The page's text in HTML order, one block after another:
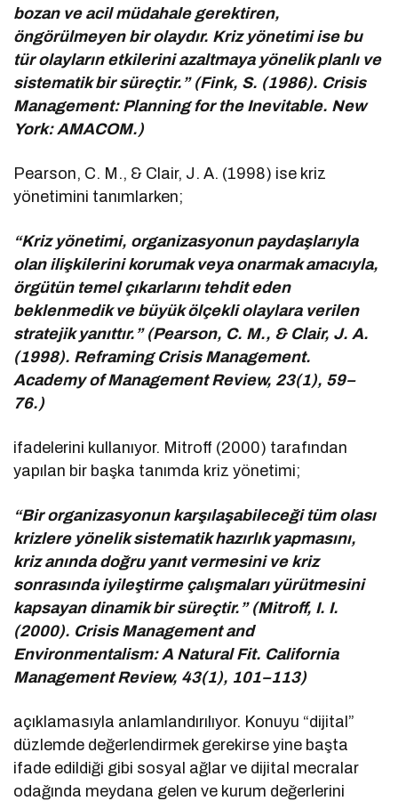
bozan ve acil müdahale gerektiren,
öngörülmeyen bir olaydır. Kriz yönetimi ise bu
tür olayların etkilerini azaltmaya yönelik planlı ve
sistematik bir süreçtir.” (Fink, S. (1986). Crisis
Management: Planning for the Inevitable. New
York: AMACOM.)
Pearson, C. M., & Clair, J. A. (1998) ise kriz
yönetimini tanımlarken;
“Kriz yönetimi, organizasyonun paydaşlarıyla
olan ilişkilerini korumak veya onarmak amacıyla,
örgütün temel çıkarlarını tehdit eden
beklenmedik ve büyük ölçekli olaylara verilen
stratejik yanıttır.” (Pearson, C. M., & Clair, J. A.
(1998). Reframing Crisis Management.
Academy of Management Review, 23(1), 59–
76.)
ifadelerini kullanıyor. Mitroff (2000) tarafından
yapılan bir başka tanımda kriz yönetimi;
“Bir organizasyonun karşılaşabileceği tüm olası
krizlere yönelik sistematik hazırlık yapmasını,
kriz anında doğru yanıt vermesini ve kriz
sonrasında iyileştirme çalışmaları yürütmesini
kapsayan dinamik bir süreçtir.” (Mitroff, I. I.
(2000). Crisis Management and
Environmentalism: A Natural Fit. California
Management Review, 43(1), 101–113)
açıklamasıyla anlamlandırılıyor. Konuyu “dijital”
düzlemde değerlendirmek gerekirse yine başta
ifade edildiği gibi sosyal ağlar ve dijital mecralar
odağında meydana gelen ve kurum değerlerini